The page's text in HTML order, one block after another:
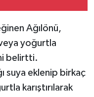
Ağılönü,
yoğurtla
belirtti.
suya eklenip birkaç
karıştırılarak